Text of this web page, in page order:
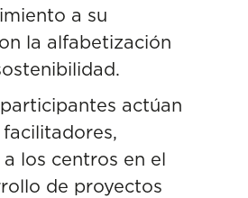
a su
la alfabetización
actúan
los centros en el
de proyectos